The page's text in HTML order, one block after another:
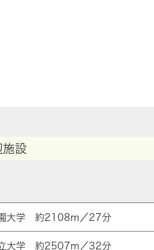
施設
大学 約2108m／27分
大学 約2507m／32分